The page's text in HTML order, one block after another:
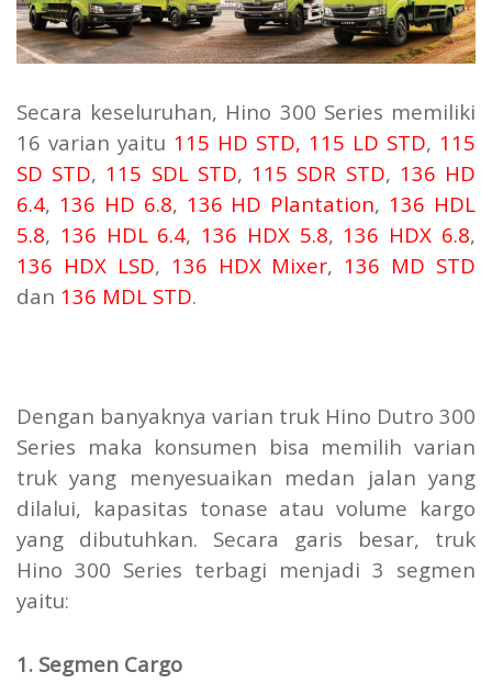
Secara keseluruhan, Hino 300 Series memiliki
16 varian yaitu 115 HD STD, 115 LD STD, 115
SD STD, 115 SDL STD, 115 SDR STD, 136 HD
6.4, 136 HD 6.8, 136 HD Plantation, 136 HDL
5.8, 136 HDL 6.4, 136 HDX 5.8, 136 HDX 6.8,
136 HDX LSD, 136 HDX Mixer, 136 MD STD
dan 136 MDL STD.
Dengan banyaknya varian truk Hino Dutro 300
Series maka konsumen bisa memilih varian
truk yang menyesuaikan medan jalan yang
dilalui, kapasitas tonase atau volume kargo
yang dibutuhkan. Secara garis besar, truk
Hino 300 Series terbagi menjadi 3 segmen
yaitu:
1. Segmen Cargo